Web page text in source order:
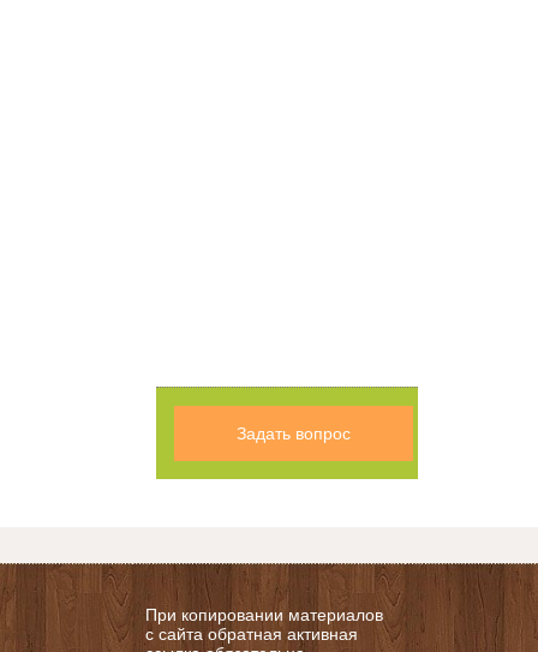
Задать вопрос
При копировании материалов
с сайта обратная активная